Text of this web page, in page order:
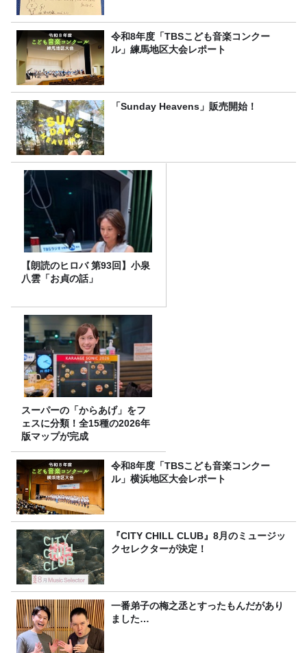
令和8年度「TBSこども音楽コンクー
ル」練馬地区大会レポート
「Sunday Heavens」販売開始！
【朗読のヒロバ 第93回】小泉
八雲「お貞の話」
スーパーの「からあげ」をフ
ェスに分類！全15種の2026年
版マップが完成
令和8年度「TBSこども音楽コンクー
ル」横浜地区大会レポート
『CITY CHILL CLUB』8月のミュージッ
クセレクターが決定！
一番弟子の梅之丞とすったもんだがあり
ました…